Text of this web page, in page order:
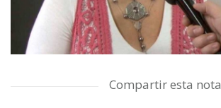
Compartir esta nota